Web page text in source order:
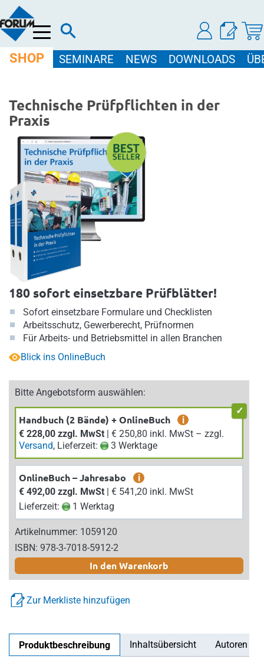
Menü
SHOP SEMINARE NEWS DOWNLOADS
Technische Prüfpflichten in der
Praxis
180 sofort einsetzbare Prüfblätter!
Sofort einsetzbare Formulare und Checklisten
Arbeitsschutz, Gewerberecht, Prüfnormen
Für Arbeits- und Betriebsmittel in allen Branchen
Blick ins OnlineBuch
Bitte Angebotsform auswählen:
Handbuch (2 Bände) + OnlineBuch
i
€ 228,00 zzgl. MwSt
| € 250,80 inkl. MwSt – zzgl.
Versand, Lieferzeit: 3 Werktage
OnlineBuch – Jahresabo
i
€ 492,00 zzgl. MwSt
| € 541,20 inkl. MwSt
Lieferzeit:
1 Werktag
Artikelnummer: 1059120
ISBN: 978-3-7018-5912-2
In den Warenkorb
Zur Merkliste hinzufügen
Produktbeschreibung Inhaltsübersicht Autoren